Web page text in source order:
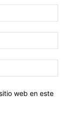
web en este